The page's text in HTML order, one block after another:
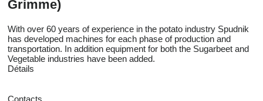
Grimme)
With over 60 years of experience in the potato industry Spudnik
has developed machines for each phase of production and
transportation. In addition equipment for both the Sugarbeet and
Vegetable industries have been added.
Détails
Contacts